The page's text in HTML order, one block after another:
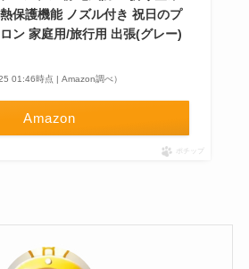
保護機能 ノズル付き 祝日のプ
ン 家庭用/旅行用 出張(グレー)
01:46時点 | Amazon調べ）
Amazon
ポチップ